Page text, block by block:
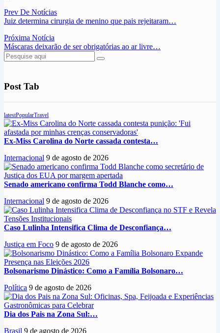
Prev De Notícias
Juiz determina cirurgia de menino que pais rejeitaram…
Próxima Notícia
Máscaras deixarão de ser obrigatórias ao ar livre…
Post Tab
latestPopularTravel
Ex-Miss Carolina do Norte cassada contesta…
Internacional 9 de agosto de 2026
Senado americano confirma Todd Blanche como…
Internacional 9 de agosto de 2026
Caso Lulinha Intensifica Clima de Desconfiança…
Justiça em Foco 9 de agosto de 2026
Bolsonarismo Dinástico: Como a Família Bolsonaro…
Política 9 de agosto de 2026
Dia dos Pais na Zona Sul:…
Brasil 9 de agosto de 2026